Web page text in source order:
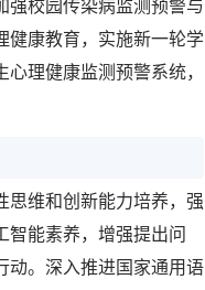
强校园传染病监测预警与
健康教育，实施新一轮学
理健康监测预警系统，
思维和创新能力培养，强
智能素养，增强提出问
动。深入推进国家通用语